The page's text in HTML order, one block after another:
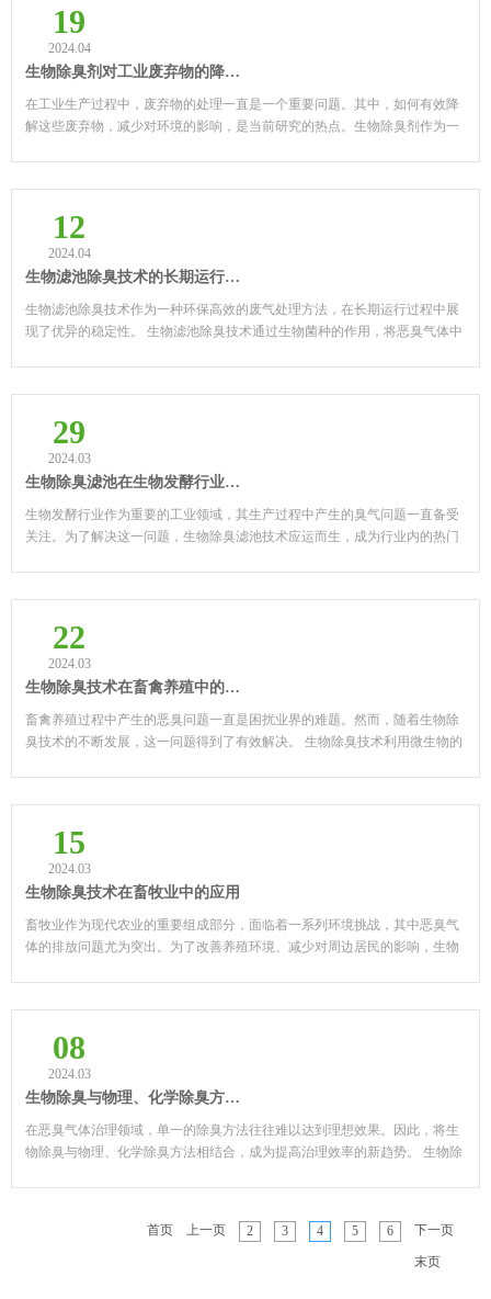
19
2024.04
生物除臭剂对工业废弃物的降解效果
在工业生产过程中，废弃物的处理一直是一个重要问题。其中，如何有效降
解这些废弃物，减少对环境的影响，是当前研究的热点。生物除臭剂作为一
12
2024.04
生物滤池除臭技术的长期运行稳定性分析
生物滤池除臭技术作为一种环保高效的废气处理方法，在长期运行过程中展
现了优异的稳定性。 生物滤池除臭技术通过生物菌种的作用，将恶臭气体中
29
2024.03
生物除臭滤池在生物发酵行业的应用
生物发酵行业作为重要的工业领域，其生产过程中产生的臭气问题一直备受
关注。为了解决这一问题，生物除臭滤池技术应运而生，成为行业内的热门
22
2024.03
生物除臭技术在畜禽养殖中的应用
畜禽养殖过程中产生的恶臭问题一直是困扰业界的难题。然而，随着生物除
臭技术的不断发展，这一问题得到了有效解决。 生物除臭技术利用微生物的
15
2024.03
生物除臭技术在畜牧业中的应用
畜牧业作为现代农业的重要组成部分，面临着一系列环境挑战，其中恶臭气
体的排放问题尤为突出。为了改善养殖环境、减少对周边居民的影响，生物
08
2024.03
生物除臭与物理、化学除臭方法的结合应用
在恶臭气体治理领域，单一的除臭方法往往难以达到理想效果。因此，将生
物除臭与物理、化学除臭方法相结合，成为提高治理效率的新趋势。 生物除
首页 上一页 2 3 4 5 6 下一页
末页